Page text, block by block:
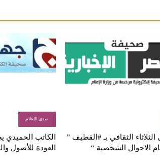
الثقافي بـ #القطيف ”
الاحوال الشخصية “
صدى الإعلام
الكاتب الحميدي
العودة للأصول